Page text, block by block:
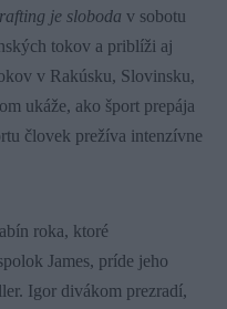
je sloboda v sobotu
tokov a priblíži aj
v Rakúsku, Slovinsku,
ukáže, ako šport prepája
človek prežíva intenzívne
roka, ktoré
James, príde jeho
Igor divákom prezradí,